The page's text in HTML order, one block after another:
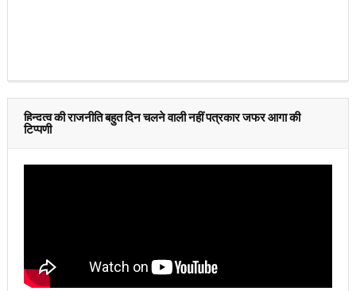
हिन्दुत्व की राजनीति बहुत दिन चलने वाली नहीं पत्रकार जफर आगा की
टिप्पणी